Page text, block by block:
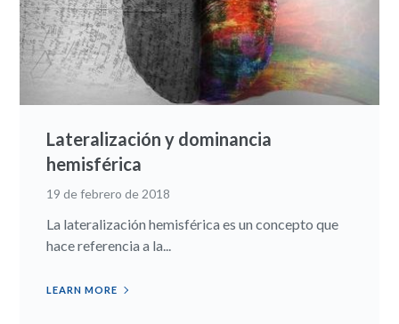
Lateralización y dominancia
hemisférica
19 de febrero de 2018
La lateralización hemisférica es un concepto que
hace referencia a la...
LEARN MORE